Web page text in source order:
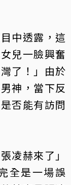
中透露，這
兒一臉興奮
了！」由於
神，當下反
否能有訪問
凌赫來了」
全是一場誤